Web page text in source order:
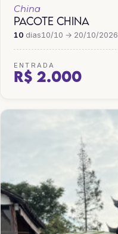
China
PACOTE CHINA
10 dias10/10 → 20/10/2026
ENTRADA
R$ 2.000